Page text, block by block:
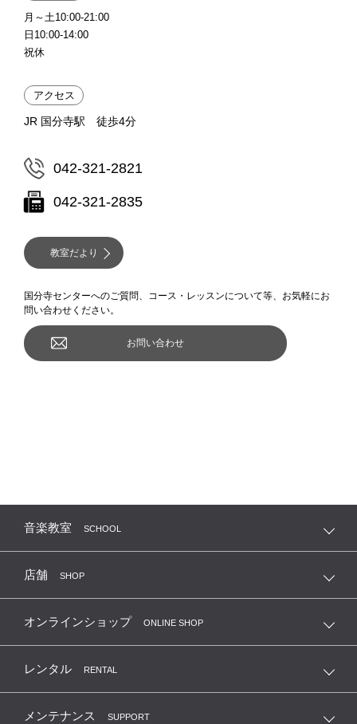
月～土10:00-21:00
日10:00-14:00
祝休
アクセス
JR 国分寺駅 徒歩4分
042-321-2821
042-321-2835
教室だより
国分寺センターへのご質問、コース・レッスンについて等、お気軽にお
問い合わせください。
お問い合わせ
音楽教室 SCHOOL
店舗 SHOP
オンラインショップ ONLINE SHOP
レンタル RENTAL
メンテナンス SUPPORT